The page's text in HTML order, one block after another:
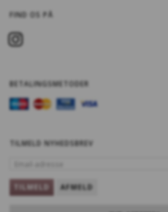
FIND OS PÅ
BETALINGSMETODER
TILMELD NYHEDSBREV
TILMELD AFMELD